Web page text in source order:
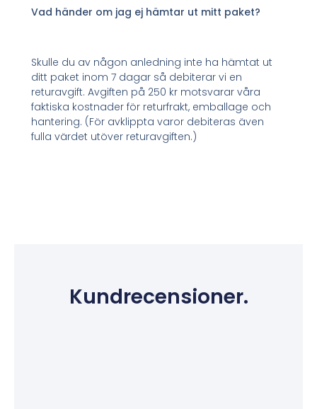
Vad händer om jag ej hämtar ut mitt paket?
Skulle du av någon anledning inte ha hämtat ut
ditt paket inom 7 dagar så debiterar vi en
returavgift. Avgiften på 250 kr motsvarar våra
faktiska kostnader för returfrakt, emballage och
hantering. (För avklippta varor debiteras även
fulla värdet utöver returavgiften.)
Kundrecensioner.